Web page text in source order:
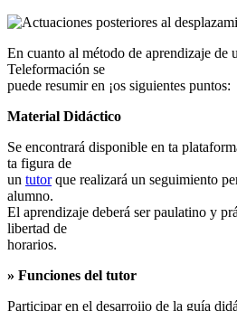
En cuanto al método de aprendizaje de
Teleformación se
puede resumir en ¡os siguientes puntos:
Material Didáctico
Se encontrará disponible en ta
ta figura de
un tutorque realizará un seguimiento
alumno.
El aprendizaje deberá ser paulatino y
libertad de
horarios.
» Funciones del tutor
Participar en el desarroiio de la guía